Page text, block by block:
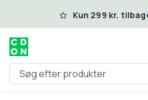
Spring til hovedindhold
Kun 299 kr.
Søg efter produkter